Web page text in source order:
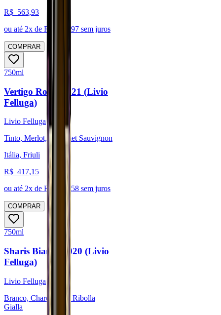
R$ 563,93
ou até 2x de R$ 281,97 sem juros
COMPRAR
750ml
Vertigo Rosso 2021 (Livio
Felluga)
Livio Felluga
Tinto, Merlot, Cabernet Sauvignon
Itália, Friuli
R$ 417,15
ou até 2x de R$ 208,58 sem juros
COMPRAR
750ml
Sharis Bianco 2020 (Livio
Felluga)
Livio Felluga
Branco, Chardonnay, Ribolla
Gialla